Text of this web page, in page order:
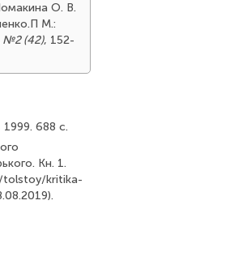
О. В.
М.:
№2 (42), 152-
688 с.
Кн. 1.
tolstoy/kritika-